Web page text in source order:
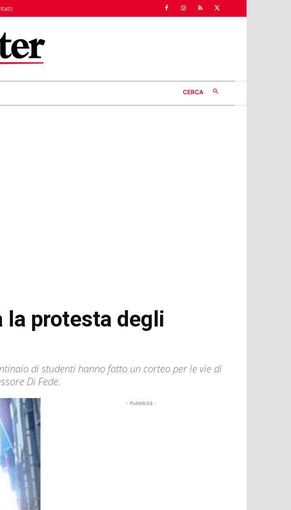
CERCA
la protesta degli
di studenti hanno fatto un corteo per le vie di
Di Fede.
- Pubblicità -